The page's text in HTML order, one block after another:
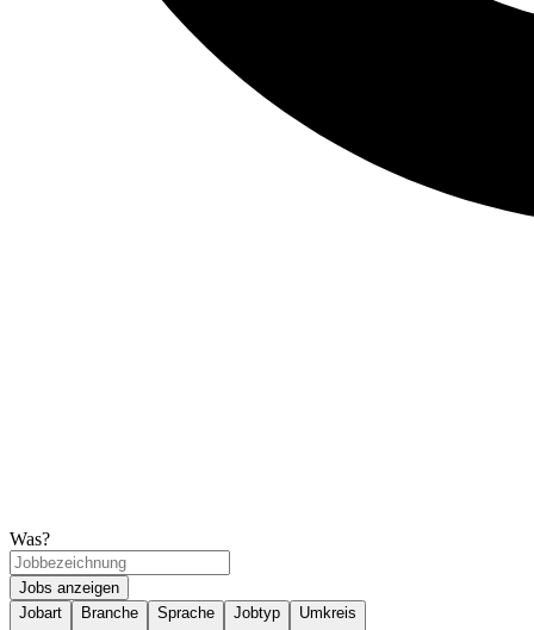
Was?
Jobs anzeigen
Jobart
Branche Sprache Jobtyp Umkreis